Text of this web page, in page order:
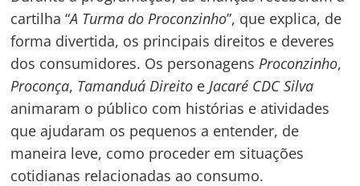
cartilha “A Turma do Proconzinho”, que explica, de
forma divertida, os principais direitos e deveres
dos consumidores. Os personagens Proconzinho,
Proconça, Tamanduá Direito e Jacaré CDC Silva
animaram o público com histórias e atividades
que ajudaram os pequenos a entender, de
maneira leve, como proceder em situações
cotidianas relacionadas ao consumo.